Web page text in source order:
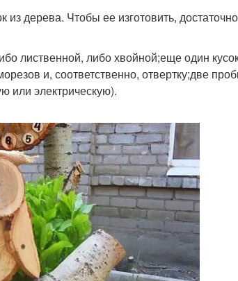
дерева. Чтобы ее изготовить,
лиственной, либо хвойной;еще один
и, соответственно, отвертку;две
или электрическую).